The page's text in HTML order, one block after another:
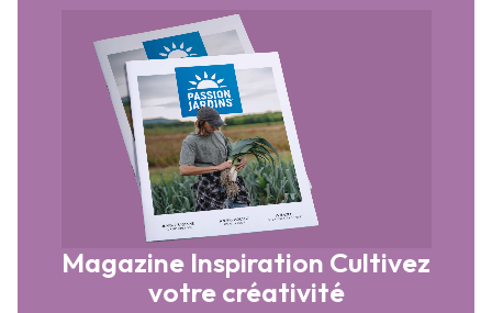
Magazine Inspiration Cultivez
votre créativité